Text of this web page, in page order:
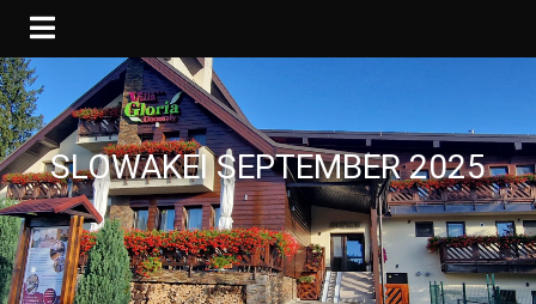
SLOWAKEI SEPTEMBER 2025